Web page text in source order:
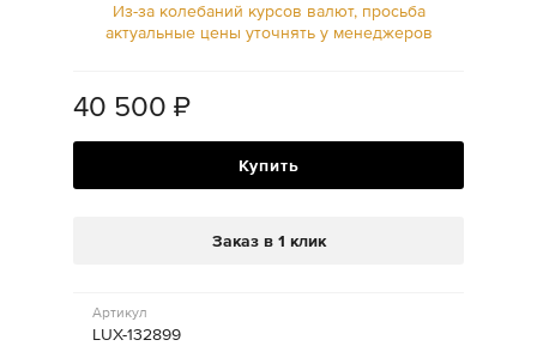
Из-за колебаний курсов валют, просьба
актуальные цены уточнять у менеджеров
40 500 ₽
Купить
Заказ в 1 клик
Артикул
LUX-132899